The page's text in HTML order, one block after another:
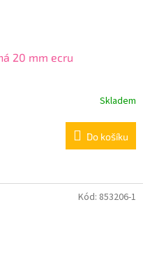
20 mm ecru
Skladem
Do košíku
Kód: 853206-1